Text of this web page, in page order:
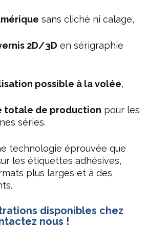
sans cliché ni calage,
2D/3D en sérigraphie
possible à la volée,
totale de production pour les
séries.
technologie éprouvée que
les étiquettes adhésives,
plus larges et à des
disponibles chez
nous !